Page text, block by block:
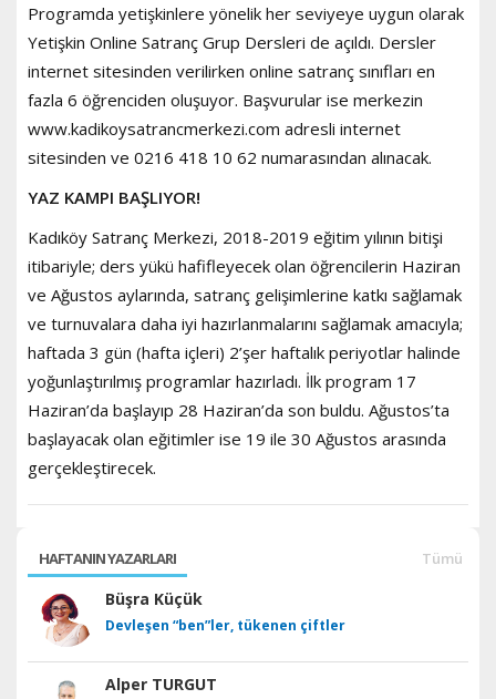
Programda yetişkinlere yönelik her seviyeye uygun olarak
Yetişkin Online Satranç Grup Dersleri de açıldı. Dersler
internet sitesinden verilirken online satranç sınıfları en
fazla 6 öğrenciden oluşuyor. Başvurular ise merkezin
www.kadikoysatrancmerkezi.com adresli internet
sitesinden ve 0216 418 10 62 numarasından alınacak.
YAZ KAMPI BAŞLIYOR!
Kadıköy Satranç Merkezi, 2018-2019 eğitim yılının bitişi
itibariyle; ders yükü hafifleyecek olan öğrencilerin Haziran
ve Ağustos aylarında, satranç gelişimlerine katkı sağlamak
ve turnuvalara daha iyi hazırlanmalarını sağlamak amacıyla;
haftada 3 gün (hafta içleri) 2’şer haftalık periyotlar halinde
yoğunlaştırılmış programlar hazırladı. İlk program 17
Haziran’da başlayıp 28 Haziran’da son buldu. Ağustos’ta
başlayacak olan eğitimler ise 19 ile 30 Ağustos arasında
gerçekleştirecek.
HAFTANIN YAZARLARI Tümü
Büşra Küçük
Devleşen “ben”ler, tükenen çiftler
Alper TURGUT